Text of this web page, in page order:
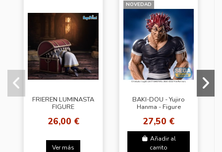
FRIEREN LUMINASTA
FIGURE
26,00 €
Ver más
NOVEDAD
BAKI-DOU - Yujiro
Hanma - Figure
27,50 €
Añadir al
carrito